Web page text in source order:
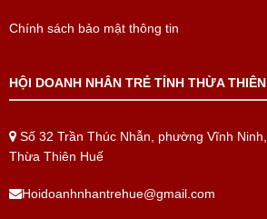
Chính sách bảo mật thông tin
HỘI DOANH NHÂN TRẺ TỈNH THỪA
Số 32 Trần Thúc Nhẫn, phường Vĩnh
Thừa Thiên Huế
Hoidoanhnhantrehue@gmail.com